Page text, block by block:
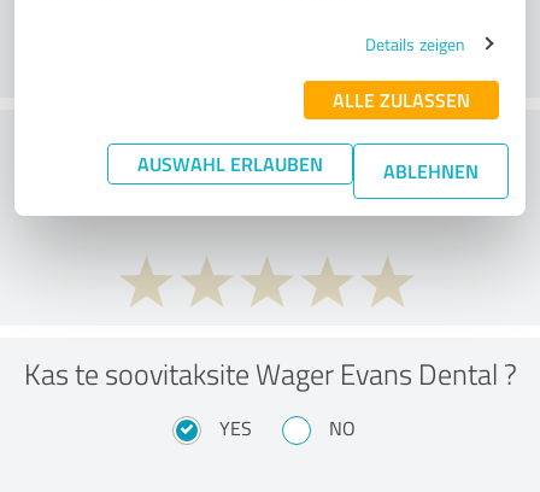
Details zeigen
ALLE ZULASSEN
AUSWAHL ERLAUBEN ABLEHNEN
What do you think of the price to
performance ratio?
Kas te soovitaksite Wager Evans Dental ?
YES NO